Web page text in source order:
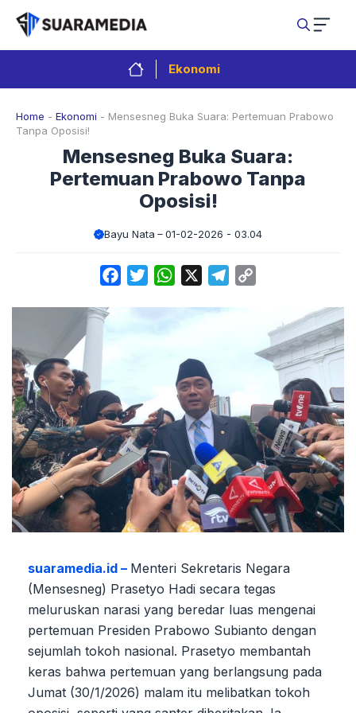
Langsung
isi
Ekonomi
Home - Ekonomi - Mensesneg Buka Suara: Pertemuan Prabowo
Tanpa Oposisi!
Mensesneg Buka Suara:
Pertemuan Prabowo Tanpa
Oposisi!
Bayu Nata 01-02-2026 - 03.04
FacebookTwitterWhatsApp Telegram
suaramedia.id – Menteri Sekretaris Negara
(Mensesneg) Prasetyo Hadi secara tegas
meluruskan narasi yang beredar luas mengenai
pertemuan Presiden Prabowo Subianto dengan
sejumlah tokoh nasional. Prasetyo membantah
keras bahwa pertemuan yang berlangsung pada
Jumat (30/1/2026) malam itu melibatkan tokoh